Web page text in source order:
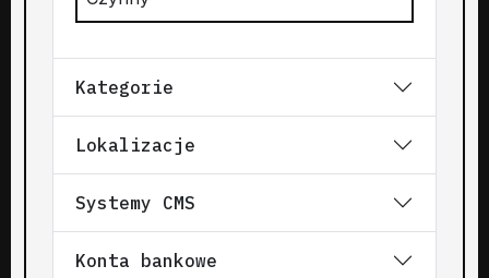
Kategorie
Lokalizacje
Systemy CMS
Konta bankowe